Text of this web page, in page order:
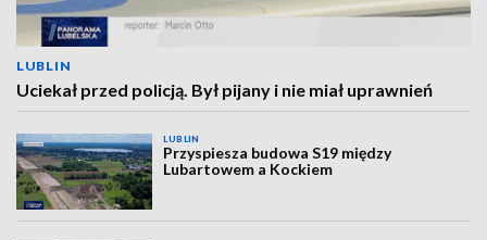
LUBLIN
Uciekał przed policją. Był pijany i nie miał uprawnień
LUBLIN
Przyspiesza budowa S19 między
Lubartowem a Kockiem